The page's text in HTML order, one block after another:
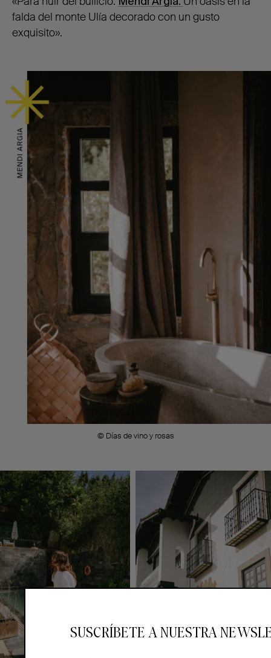
falda del monte Ulía decorado con un gusto
exquisito».
© Días de vino y rosas
SUSCRÍBETE A NUESTRA